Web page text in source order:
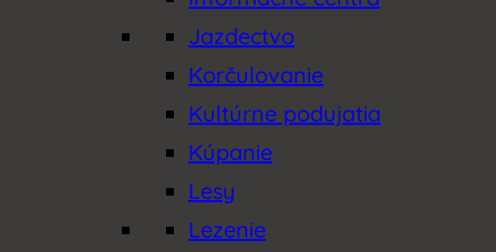
Jazdectvo
Korčulovanie
Kultúrne podujatia
Kúpanie
Lesy
Lezenie